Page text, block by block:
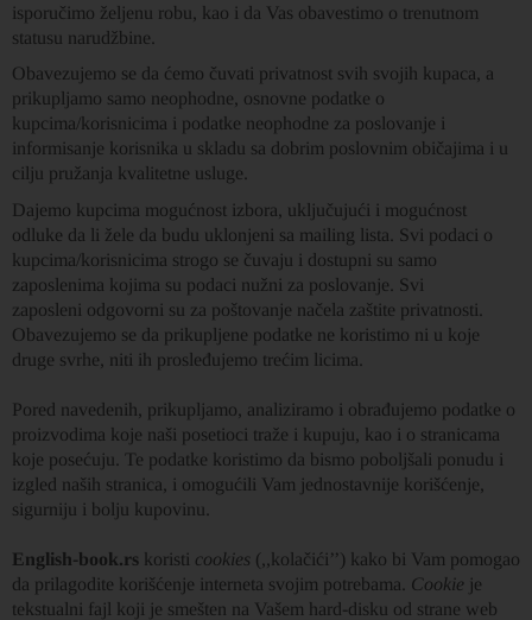
isporučimo željenu robu, kao i da Vas obavestimo o trenutnom
statusu narudžbine.
Obavezujemo se da ćemo čuvati privatnost svih svojih kupaca, a
prikupljamo samo neophodne, osnovne podatke o
kupcima/korisnicima i podatke neophodne za poslovanje i
informisanje korisnika u skladu sa dobrim poslovnim običajima i u
cilju pružanja kvalitetne usluge.
Dajemo kupcima mogućnost izbora, uključujući i mogućnost
odluke da li žele da budu uklonjeni sa mailing lista. Svi podaci o
kupcima/korisnicima strogo se čuvaju i dostupni su samo
zaposlenima kojima su podaci nužni za poslovanje. Svi
zaposleni odgovorni su za poštovanje načela zaštite privatnosti.
Obavezujemo se da prikupljene podatke ne koristimo ni u koje
druge svrhe, niti ih prosleđujemo trećim licima.
Pored navedenih, prikupljamo, analiziramo i obrađujemo podatke o
proizvodima koje naši posetioci traže i kupuju, kao i o stranicama
koje posećuju. Te podatke koristimo da bismo poboljšali ponudu i
izgled naših stranica, i omogućili Vam jednostavnije korišćenje,
sigurniju i bolju kupovinu.
English-book.rs koristi cookies (,,kolačići’’) kako bi Vam pomogao
da prilagodite korišćenje interneta svojim potrebama. Cookie je
tekstualni fajl koji je smešten na Vašem hard-disku od strane web